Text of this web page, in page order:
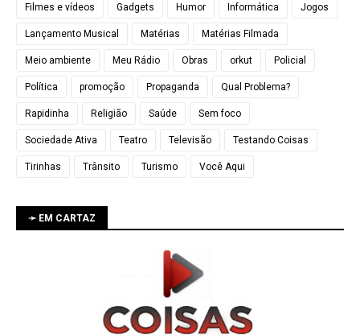
Filmes e vídeos Gadgets Humor Informática Jogos
Lançamento Musical Matérias Matérias Filmada
Meio ambiente Meu Rádio Obras orkut Policial
Política promoção Propaganda Qual Problema?
Rapidinha Religião Saúde Sem foco
Sociedade Ativa Teatro Televisão Testando Coisas
Tirinhas Trânsito Turismo Você Aqui
➛ EM CARTAZ